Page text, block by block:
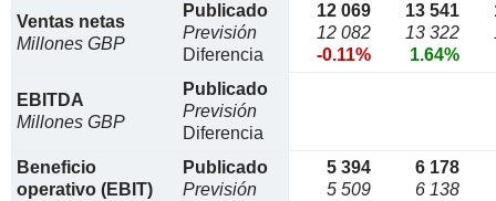
Ventas netas
Millones GBP
Publicado
Previsión
Diferencia
12 069
12 082
-0.11%
13 541
13 322
1.64%
EBITDA
Millones GBP
Publicado
Previsión
Diferencia
Beneficio
operativo (EBIT)
Publicado
Previsión
5 394
5 509
6 178
6 138